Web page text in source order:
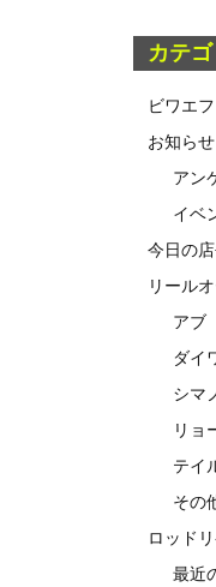
カテ
ビワエ
お知らせ
アン
イベ
今日の
リール
アブ
ダイ
シマ
リョ
テイ
その
ロッド
最近